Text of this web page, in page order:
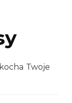
Twoje